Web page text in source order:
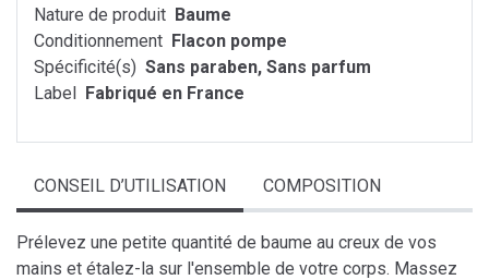
Nature de produit Baume
Conditionnement Flacon pompe
Spécificité(s) Sans paraben, Sans parfum
Label Fabriqué en France
CONSEIL D’UTILISATION COMPOSITION
Prélevez une petite quantité de baume au creux de vos
mains et étalez-la sur l'ensemble de votre corps. Massez